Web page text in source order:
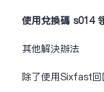
使用兑换码 s014
其他解决办法
除了使用Sixfast回